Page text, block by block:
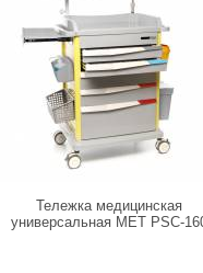
Тележка медицинская
универсальная MET PSC-